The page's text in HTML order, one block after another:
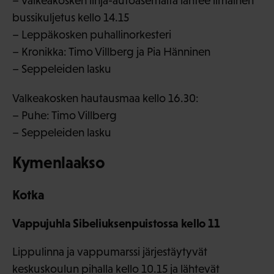
bussikuljetus kello 14.15
– Leppäkosken puhallinorkesteri
– Kronikka: Timo Villberg ja Pia Hänninen
– Seppeleiden lasku
Valkeakosken hautausmaa kello 16.30:
– Puhe: Timo Villberg
– Seppeleiden lasku
Kymenlaakso
Kotka
Vappujuhla Sibeliuksenpuistossa kello 11
Lippulinna ja vappumarssi järjestäytyvät
keskuskoulun pihalla kello 10.15 ja lähtevät